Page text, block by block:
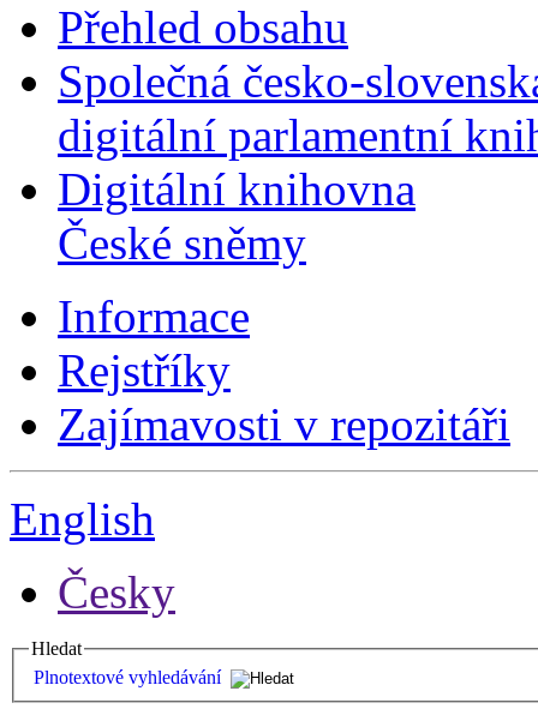
Přehled obsahu
Společná česko-
digitální parlamentní
Digitální knihovna
České sněmy
Informace
Rejstříky
Zajímavosti v repozitáři
English
Česky
Hledat
Plnotextové vyhledávání